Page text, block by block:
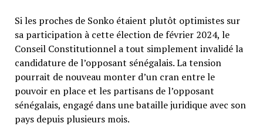
Si les proches de Sonko étaient plutôt optimistes sur
sa participation à cette élection de février 2024, le
Conseil Constitutionnel a tout simplement invalidé la
candidature de l’opposant sénégalais. La tension
pourrait de nouveau monter d’un cran entre le
pouvoir en place et les partisans de l’opposant
sénégalais, engagé dans une bataille juridique avec son
pays depuis plusieurs mois.